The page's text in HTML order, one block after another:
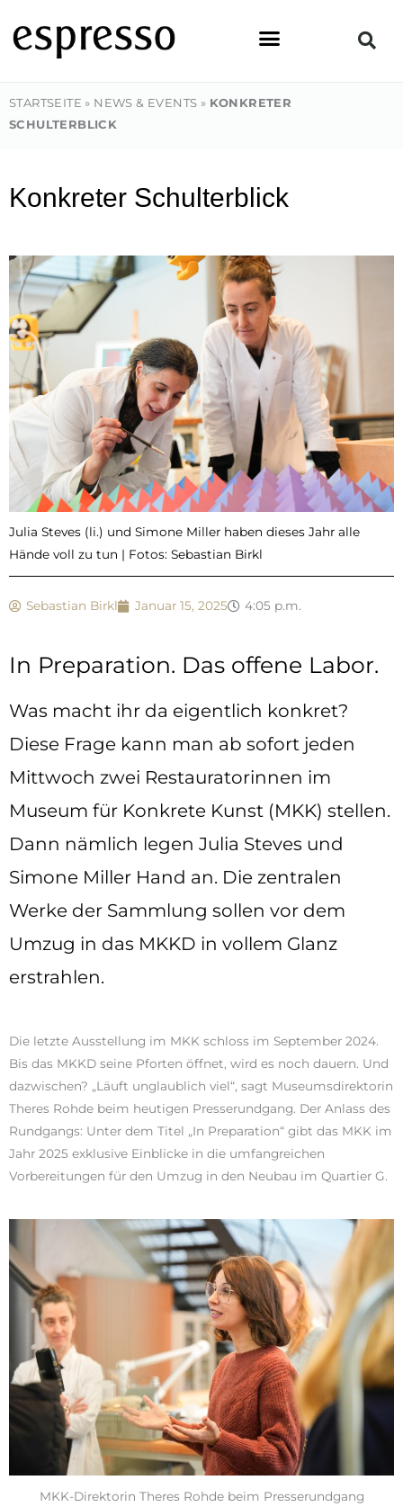
Inhalt
springen
STARTSEITE » NEWS & EVENTS » KONKRETER
SCHULTERBLICK
Konkreter Schulterblick
Julia Steves (li.) und Simone Miller haben dieses Jahr alle
Hände voll zu tun | Fotos: Sebastian Birkl
Sebastian Birkl Januar 15, 2025 4:05 p.m.
In Preparation. Das offene Labor.
Was macht ihr da eigentlich konkret?
Diese Frage kann man ab sofort jeden
Mittwoch zwei Restauratorinnen im
Museum für Konkrete Kunst (MKK) stellen.
Dann nämlich legen Julia Steves und
Simone Miller Hand an. Die zentralen
Werke der Sammlung sollen vor dem
Umzug in das MKKD in vollem Glanz
erstrahlen.
Die letzte Ausstellung im MKK schloss im September 2024.
Bis das MKKD seine Pforten öffnet, wird es noch dauern. Und
dazwischen? „Läuft unglaublich viel“, sagt Museumsdirektorin
Theres Rohde beim heutigen Presserundgang. Der Anlass des
Rundgangs: Unter dem Titel „In Preparation“ gibt das MKK im
Jahr 2025 exklusive Einblicke in die umfangreichen
Vorbereitungen für den Umzug in den Neubau im Quartier G.
MKK-Direktorin Theres Rohde beim Presserundgang